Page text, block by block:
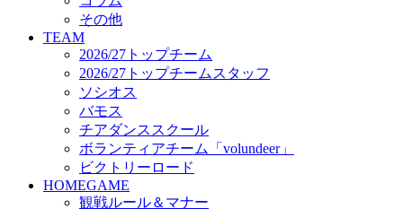
練習見学時のファンサービスについて
TICKET
奈良クラブ明治安田J3リーグ2026/27シーズン試
合観戦チケット
奈良クラブ明治安田Ｊ3リーグ 2026/27シーズン
「鹿パス」
観戦ルール＆マナー
FANCOMMUNITY
2026/27ファンコミュニティ
サポートショップ
GOODS
その他
TEAM
2026/27トップチーム
2026/27トップチームスタッフ
ソシオス
バモス
チアダンススクール
ボランティアチーム「volundeer」
ビクトリーロード
HOMEGAME
観戦ルール＆マナー